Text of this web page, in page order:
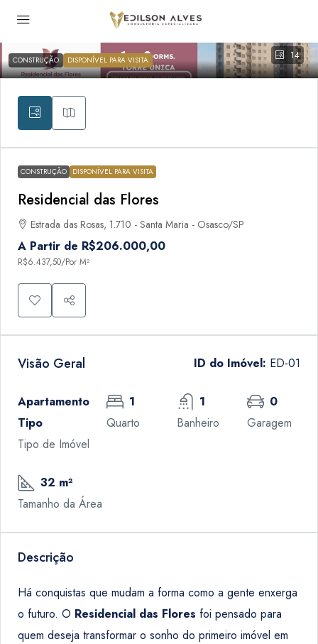
14
CONSTRUÇÃO DISPONÍVEL PARA VISITA
CONSTRUÇÃO DISPONÍVEL PARA VISITA
Residencial das Flores
Estrada das Rosas, 1.710 - Santa Maria - Osasco/SP
A Partir de R$206.000,00
R$6.437,50/Por M²
Visão Geral ID do Imóvel: ED-01
Apartamento
Tipo
Tipo de Imóvel
1
Quarto
1
Banheiro
0
Garagem
32 m²
Tamanho da Área
Descrição
Há conquistas que mudam a forma como a gente enxerga
o futuro. O Residencial das Flores foi pensado para
quem deseja transformar o sonho do primeiro imóvel em